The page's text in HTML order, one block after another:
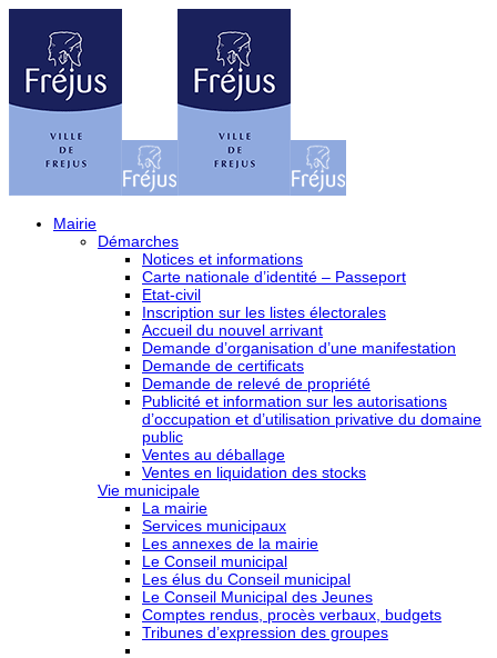
Mairie
Démarches
Notices et informations
Carte nationale d’identité – Passeport
Etat-civil
Inscription sur les listes électorales
Accueil du nouvel arrivant
Demande d’organisation d’une manifestation
Demande de certificats
Demande de relevé de propriété
Publicité et information sur les autorisations
d’occupation et d’utilisation privative du domaine
public
Ventes au déballage
Ventes en liquidation des stocks
Vie municipale
La mairie
Services municipaux
Les annexes de la mairie
Le Conseil municipal
Les élus du Conseil municipal
Le Conseil Municipal des Jeunes
Comptes rendus, procès verbaux, budgets
Tribunes d’expression des groupes